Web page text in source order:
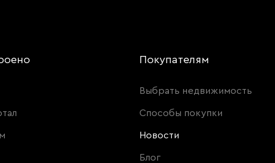
Покупателям
Выбрать недвижимость
Способы покупки
Новости
Блог